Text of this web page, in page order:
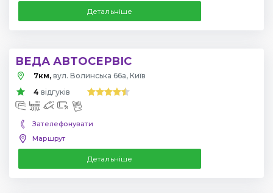
Детальніше
ВЕДА АВТОСЕРВІС
7км, вул. Волинська 66а, Київ
4 відгуків
Зателефонувати
Маршрут
Детальніше